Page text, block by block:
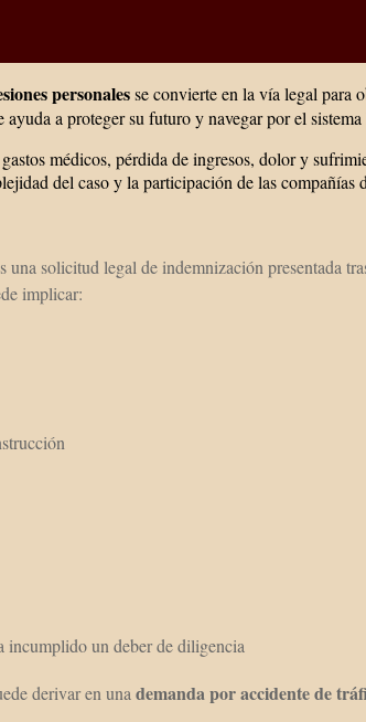
personalesse convierte en la vía legal para
a proteger su futuro y navegar por el
médicos, pérdida de ingresos, dolor y
del caso y la participación de las
una solicitud legal de indemnización presentada
implicar:
incumplido un deber de diligencia
derivar en una demanda por accidente de